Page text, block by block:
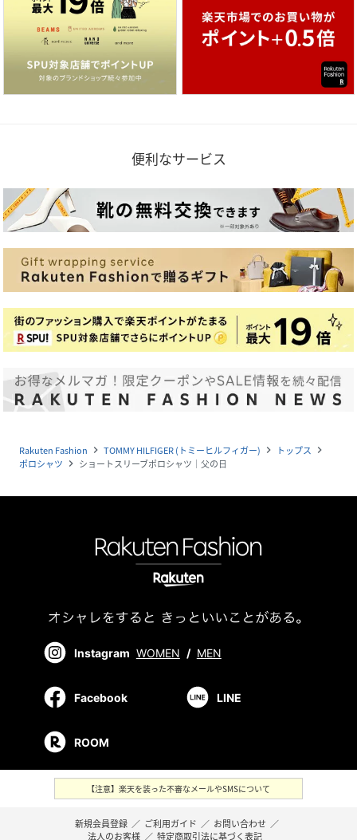
便利なサービス
Rakuten Fashion navigate_next TOMMY HILFIGER (トミーヒルフィガー) navigate_next トップス navigate_next
ポロシャツ navigate_next ショートスリーブポロシャツ│父の日
Instagram WOMEN / MEN
Facebook LINE
ROOM
【注意】楽天を装った不審なメールやSMSについて
新規会員登録 ／ ご利用ガイド ／ お問い合わせ ／
法人のお客様 ／ 特定商取引法に基づく表記